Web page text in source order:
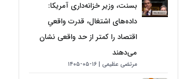
بسنت، وزیر خزانه‌داری آمریکا:
داده‌های اشتغال، قدرت واقعیِ
اقتصاد را کمتر از حد واقعی نشان
می‌دهند
مرتضی عظیمی ۱۶-۰۵-۱۴۰۵